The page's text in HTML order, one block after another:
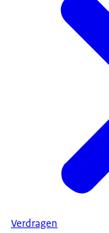
Verdragen